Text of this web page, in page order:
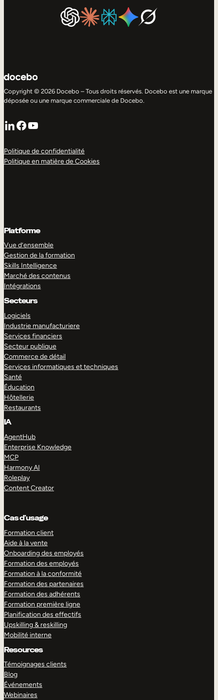
Copyright © 2026 Docebo – Tous droits réservés. Docebo est une marque
déposée ou une marque commerciale de Docebo.
LinkedIn
Facebook
YouTube
Politique de confidentialité
Politique en matière de Cookies
Platforme
Vue d’ensemble
Gestion de la formation
Skills Intelligence
Marché des contenus
Intégrations
Secteurs
Logiciels
Industrie manufacturiere
Services financiers
Secteur publique
Commerce de détail
Services informatiques et techniques
Santé
Éducation
Hôtellerie
Restaurants
IA
AgentHub
Enterprise Knowledge
MCP
Harmony AI
Roleplay
Content Creator
Cas d’usage
Formation client
Aide à la vente
Onboarding des employés
Formation des employés
Formation à la conformité
Formation des partenaires
Formation des adhérents
Formation première ligne
Planification des effectifs
Upskilling & reskilling
Mobilité interne
Resources
Témoignages clients
Blog
Événements
Webinaires